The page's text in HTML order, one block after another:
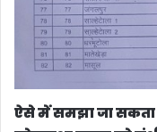
ऐसे में समझा जा सकता